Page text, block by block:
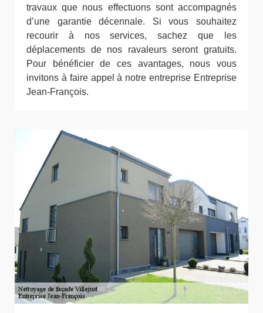
travaux que nous effectuons sont accompagnés
d’une garantie décennale. Si vous souhaitez
recourir à nos services, sachez que les
déplacements de nos ravaleurs seront gratuits.
Pour bénéficier de ces avantages, nous vous
invitons à faire appel à notre entreprise Entreprise
Jean-François.